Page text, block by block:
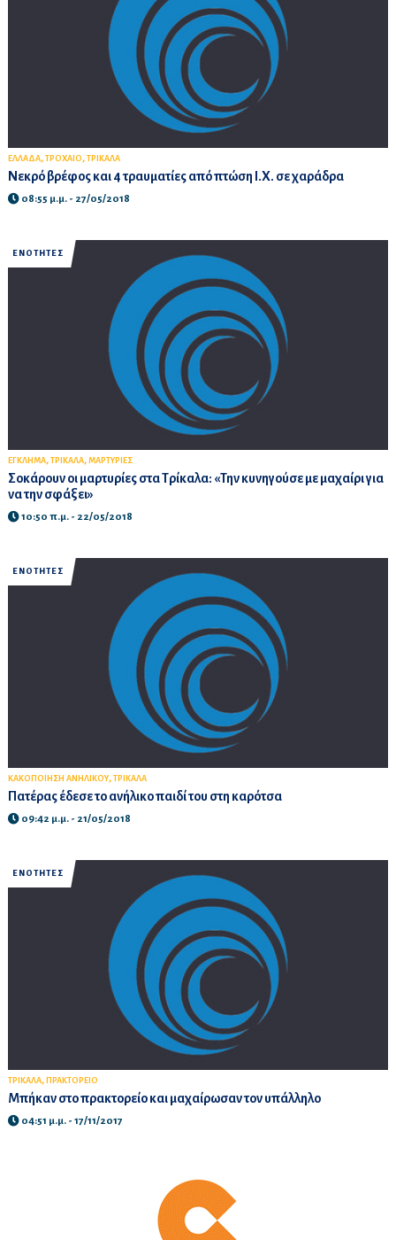
ΕΛΛΑΔΑ, ΤΡΟΧΑΙΟ, ΤΡΙΚΑΛΑ
Νεκρό βρέφος και 4 τραυματίες από πτώση Ι.Χ. σε χαράδρα
08:55 μ.μ. - 27/05/2018
ΕΝΟΤΗΤΕΣ
ΕΓΚΛΗΜΑ, ΤΡΙΚΑΛΑ, ΜΑΡΤΥΡΙΕΣ
Σοκάρουν οι μαρτυρίες στα Τρίκαλα: «Την κυνηγούσε με μαχαίρι για
να την σφάξει»
10:50 π.μ. - 22/05/2018
ΕΝΟΤΗΤΕΣ
ΚΑΚΟΠΟΙΗΣΗ ΑΝΗΛΙΚΟΥ, ΤΡΙΚΑΛΑ
Πατέρας έδεσε το ανήλικο παιδί του στη καρότσα
09:42 μ.μ. - 21/05/2018
ΕΝΟΤΗΤΕΣ
ΤΡΙΚΑΛΑ, ΠΡΑΚΤΟΡΕΙΟ
Μπήκαν στο πρακτορείο και μαχαίρωσαν τον υπάλληλο
04:51 μ.μ. - 17/11/2017